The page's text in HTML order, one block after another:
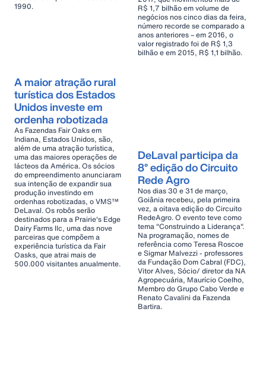
1990.
R$ 1,7 bilhão em volume de
negócios nos cinco dias da feira,
número recorde se comparado a
anos anteriores – em 2016, o
valor registrado foi de R$ 1,3
bilhão e em 2015, R$ 1,1 bilhão.
A maior atração rural
turística dos Estados
Unidos investe em
ordenha robotizada
As Fazendas Fair Oaks em
Indiana, Estados Unidos, são,
além de uma atração turística,
uma das maiores operações de
lácteos da América. Os sócios
do empreendimento anunciaram
sua intenção de expandir sua
produção investindo em
ordenhas robotizadas, o VMS™
DeLaval. Os robôs serão
destinados para a Prairie's Edge
Dairy Farms llc, uma das nove
parceiras que compõem a
experiência turística da Fair
Oasks, que atrai mais de
500.000 visitantes anualmente.
DeLaval participa da
8° edição do Circuito
Rede Agro
Nos dias 30 e 31 de março,
Goiânia recebeu, pela primeira
vez, a oitava edição do Circuito
RedeAgro. O evento teve como
tema "Construindo a Liderança".
Na programação, nomes de
referência como Teresa Roscoe
e Sigmar Malvezzi - professores
da Fundação Dom Cabral (FDC),
Vitor Alves, Sócio/ diretor da NA
Agropecuária, Maurício Coelho,
Membro do Grupo Cabo Verde e
Renato Cavalini da Fazenda
Bartira.